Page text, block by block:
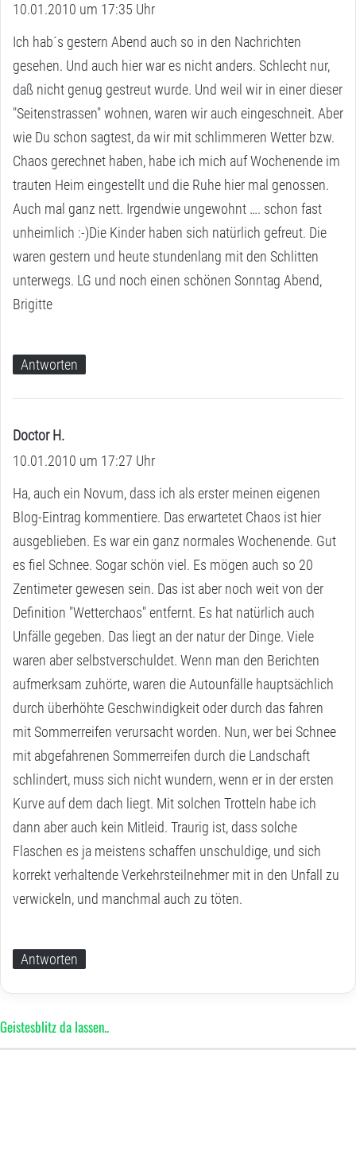
a
g
t
:
10.01.2010 um 17:35 Uhr
Ich hab´s gestern Abend auch so in den Nachrichten
gesehen. Und auch hier war es nicht anders. Schlecht nur,
daß nicht genug gestreut wurde. Und weil wir in einer dieser
"Seitenstrassen" wohnen, waren wir auch eingeschneit. Aber
wie Du schon sagtest, da wir mit schlimmeren Wetter bzw.
Chaos gerechnet haben, habe ich mich auf Wochenende im
trauten Heim eingestellt und die Ruhe hier mal genossen.
Auch mal ganz nett. Irgendwie ungewohnt …. schon fast
unheimlich :-)Die Kinder haben sich natürlich gefreut. Die
waren gestern und heute stundenlang mit den Schlitten
unterwegs. LG und noch einen schönen Sonntag Abend,
Brigitte
Antworten
Doctor H.
a
g
t
:
10.01.2010 um 17:27 Uhr
Ha, auch ein Novum, dass ich als erster meinen eigenen
Blog-Eintrag kommentiere. Das erwartetet Chaos ist hier
ausgeblieben. Es war ein ganz normales Wochenende. Gut
es fiel Schnee. Sogar schön viel. Es mögen auch so 20
Zentimeter gewesen sein. Das ist aber noch weit von der
Definition "Wetterchaos" entfernt. Es hat natürlich auch
Unfälle gegeben. Das liegt an der natur der Dinge. Viele
waren aber selbstverschuldet. Wenn man den Berichten
aufmerksam zuhörte, waren die Autounfälle hauptsächlich
durch überhöhte Geschwindigkeit oder durch das fahren
mit Sommerreifen verursacht worden. Nun, wer bei Schnee
mit abgefahrenen Sommerreifen durch die Landschaft
schlindert, muss sich nicht wundern, wenn er in der ersten
Kurve auf dem dach liegt. Mit solchen Trotteln habe ich
dann aber auch kein Mitleid. Traurig ist, dass solche
Flaschen es ja meistens schaffen unschuldige, und sich
korrekt verhaltende Verkehrsteilnehmer mit in den Unfall zu
verwickeln, und manchmal auch zu töten.
Antworten
Geistesblitz da lassen..